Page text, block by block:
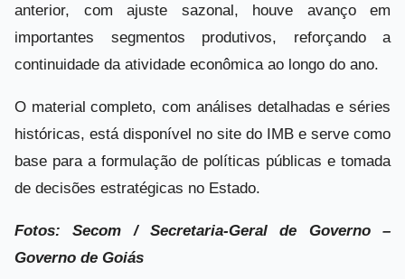
anterior, com ajuste sazonal, houve avanço em
importantes segmentos produtivos, reforçando a
continuidade da atividade econômica ao longo do ano.
O material completo, com análises detalhadas e séries
históricas, está disponível no site do IMB e serve como
base para a formulação de políticas públicas e tomada
de decisões estratégicas no Estado.
Fotos: Secom / Secretaria-Geral de Governo –
Governo de Goiás